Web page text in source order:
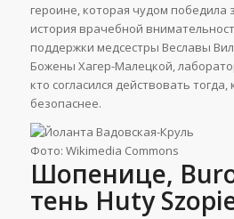
героине, которая чудом победила
история врачебной
поддержки медсестры Веславы
Божены Хагер-Малецкой,
кто согласился действовать
безопаснее.
Фото: Wikimedia Commons
Шопенице,
тень Huty